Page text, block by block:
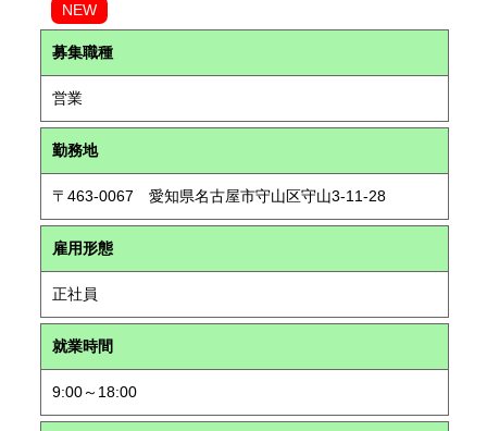
NEW
募集職種
営業
勤務地
〒463-0067 愛知県名古屋市守山区守山3-11-28
雇用形態
正社員
就業時間
9:00～18:00